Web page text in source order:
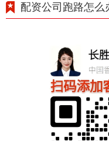
配资公司跑路怎么